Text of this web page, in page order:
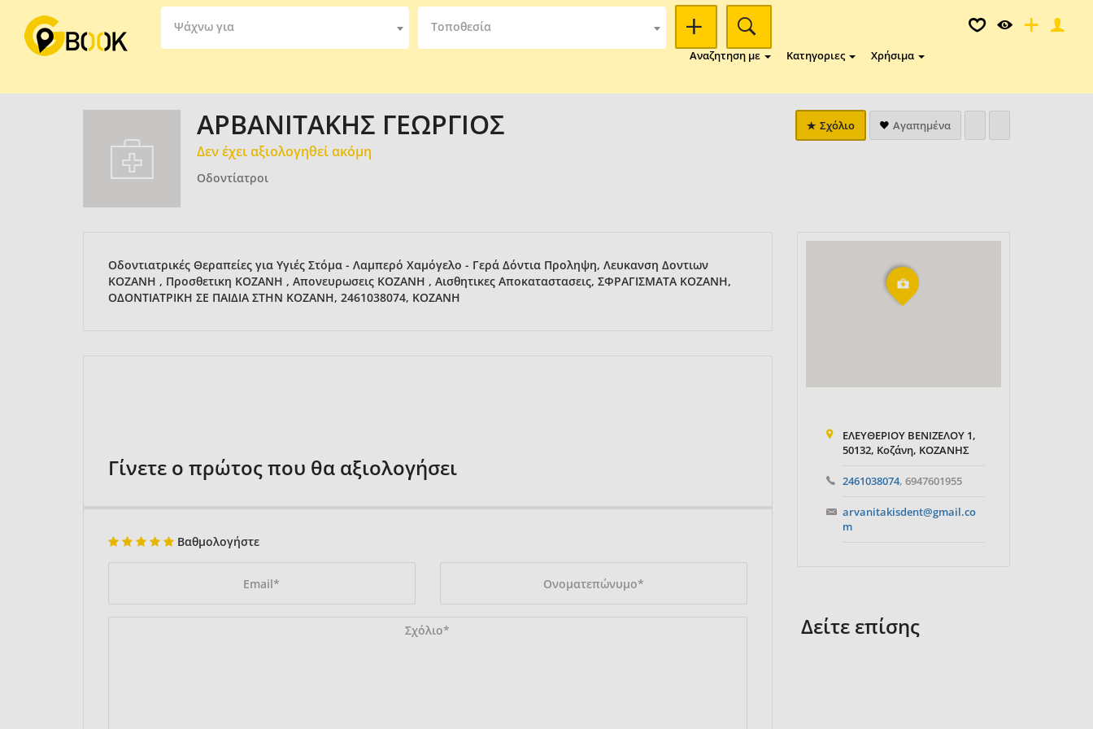
Ψάχνω για Τοποθεσία
Αναζητηση με Κατηγοριες Χρήσιμα
ΑΡΒΑΝΙΤΑΚΗΣ ΓΕΩΡΓΙΟΣ
Δεν έχει αξιολογηθεί ακόμη
Οδοντίατροι
Σχόλιο Αγαπημένα
Οδοντιατρικές Θεραπείες για Υγιές Στόμα - Λαμπερό Χαμόγελο - Γερά Δόντια Προληψη, Λευκανση Δοντιων
ΚΟΖΑΝΗ , Προσθετικη ΚΟΖΑΝΗ , Απονευρωσεις ΚΟΖΑΝΗ , Αισθητικες Αποκαταστασεις, ΣΦΡΑΓΙΣΜΑΤΑ ΚΟΖΑΝΗ,
ΟΔΟΝΤΙΑΤΡΙΚΗ ΣΕ ΠΑΙΔΙΑ ΣΤΗΝ ΚΟΖΑΝΗ, 2461038074, ΚΟΖΑΝΗ
Γίνετε ο πρώτος που θα αξιολογήσει
Βαθμολογήστε
ΕΛΕΥΘΕΡΙΟΥ ΒΕΝΙΖΕΛΟΥ 1,
50132, Κοζάνη, ΚΟΖΑΝΗΣ
2461038074, 6947601955
arvanitakisdent@gmail.co
m
Δείτε επίσης